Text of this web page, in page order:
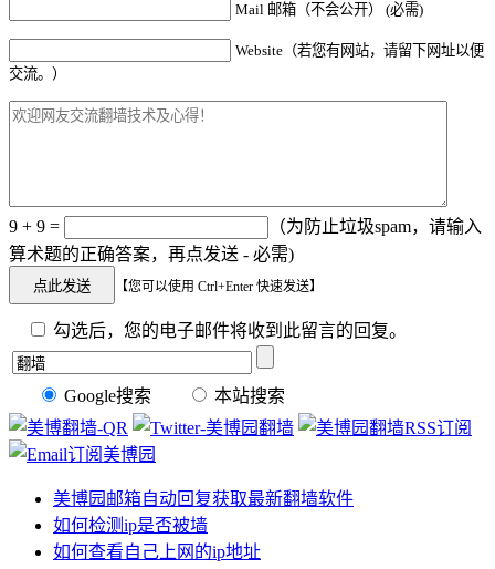
Mail 邮箱（不会公开） (必需)
Website（若您有网站，请留下网址以便
交流。）
9 + 9 =
（为防止垃圾spam，请输入
算术题的正确答案，再点发送 - 必需)
【您可以使用 Ctrl+Enter 快速发送】
勾选后，您的电子邮件将收到此留言的回复。
Google搜索 本站搜索
美博园邮箱自动回复获取最新翻墙软件
如何检测ip是否被墙
如何查看自己上网的ip地址